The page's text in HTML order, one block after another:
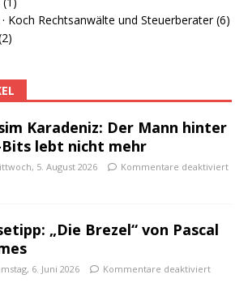
Koch Rechtsanwälte und Steuerberater (6)
Karadeniz: Der Mann hinter
Bits lebt nicht mehr
5. August 2026 Kommentare deaktiviert
„Die Brezel“ von Pascal
6. Juni 2026 Kommentare deaktiviert